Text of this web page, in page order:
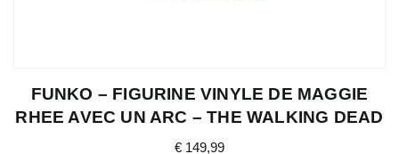
FUNKO – FIGURINE VINYLE DE MAGGIE
RHEE AVEC UN ARC – THE WALKING DEAD
€ 149,99